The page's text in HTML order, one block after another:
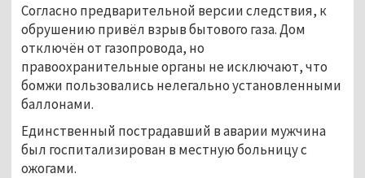
Согласно предварительной версии следствия, к
обрушению привёл взрыв бытового газа. Дом
отключён от газопровода, но
правоохранительные органы не исключают, что
бомжи пользовались нелегально установленными
баллонами.
Единственный пострадавший в аварии мужчина
был госпитализирован в местную больницу с
ожогами.